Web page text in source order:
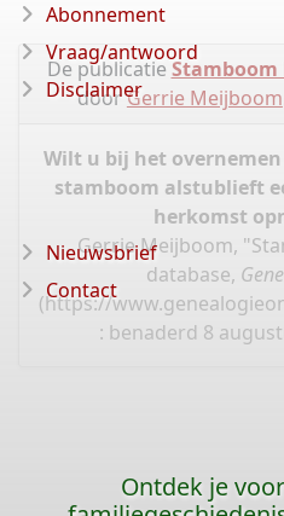
De publicatie
doorGerrie Meijboom
Wilt u bij het
stamboom alstublieft
herkomst
Gerrie Meijboom,
database,
(https://
: benaderd 8
Abonnement
Vraag/antwoord
Disclaimer
Nieuwsbrief
Contact
Ontdek je